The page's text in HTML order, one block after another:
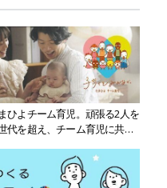
ひよチーム育児。頑張る2人を
代を超え、チーム育児に共感